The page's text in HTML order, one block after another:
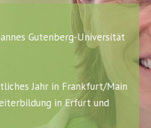
Gutenberg-Universität
Jahr in Frankfurt/Main
in Erfurt und